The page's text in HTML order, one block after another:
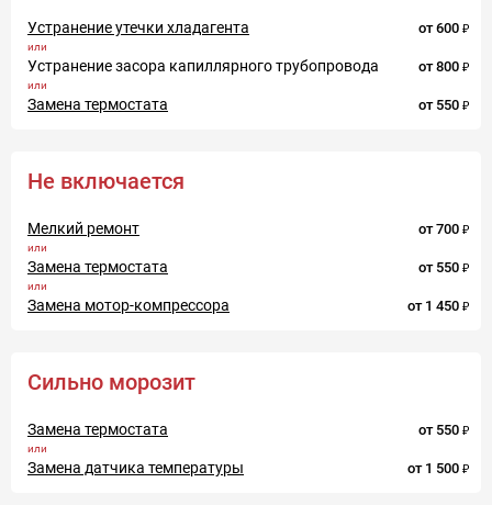
Устранение утечки хладагента от 600
Устранение засора капиллярного трубопровода от 800
Замена термостата от 550
Не включается
Мелкий ремонт от 700
Замена термостата от 550
Замена мотор-компрессора от 1 450
Сильно морозит
Замена термостата от 550
Замена датчика температуры от 1 500